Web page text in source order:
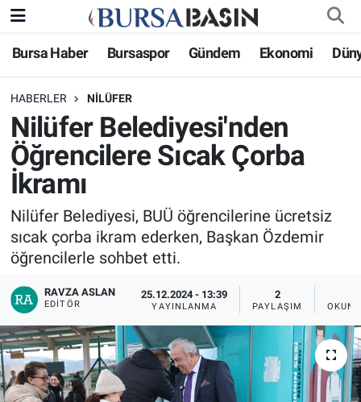
Bursa Haber Bursaspor Gündem Ekonomi
HABERLER NILÜFER
Nilüfer Belediyesi'nden
Öğrencilere Sıcak Çorba
İkramı
Nilüfer Belediyesi, BUÜ öğrencilerine ücretsiz
sıcak çorba ikram ederken, Başkan Özdemir
öğrencilerle sohbet etti.
RAVZA ASLAN
EDITÖR
25.12.2024 - 13:39
YAYINLANMA
2
PAYLAŞIM
Bursa Haber
Genel
Bilim, Teknoloji
KÜLTÜR-SANAT
Yerel
Bursaspor
Gündem
Sağlık
Bursa Nöbetçi Eczaneler
Bursa Hava Durumu
Bursa Namaz Vakitleri
Bursa Trafik Yoğunluk Haritası
Süper Lig Puan Durumu ve Fikstür
Tüm Manşetler
Son Dakika Haberleri
Haber Arşivi